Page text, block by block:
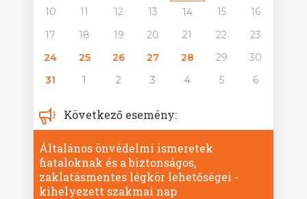
10
11 12 13 14 15
16
17
18 19 20 21 22
23
24
25 26 27 28 29
30
31
1 2 3 4 5 6
Következő esemény:
Általános önvédelmi ismeretek
fiataloknak és a biztonságos,
zaklatásmentes légkör lehetőségei -
kihelyezett szakmai nap